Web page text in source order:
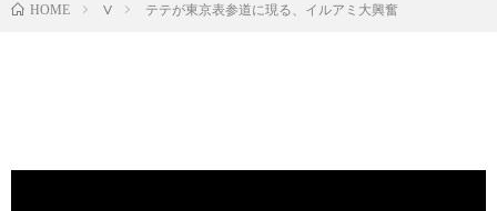
HOME V テテが東京表参道に現る、イルアミ大興奮